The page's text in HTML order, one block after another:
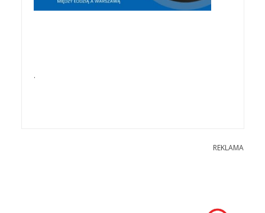
.
REKLAMA